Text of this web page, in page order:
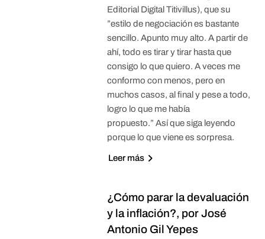
Editorial Digital Titivillus), que su
”estilo de negociación es bastante
sencillo. Apunto muy alto. A partir de
ahí, todo es tirar y tirar hasta que
consigo lo que quiero. A veces me
conformo con menos, pero en
muchos casos, al final y pese a todo,
logro lo que me había
propuesto.” Así que siga leyendo
porque lo que viene es sorpresa.
Leer más
¿Cómo parar la devaluación
y la inflación?, por José
Antonio Gil Yepes